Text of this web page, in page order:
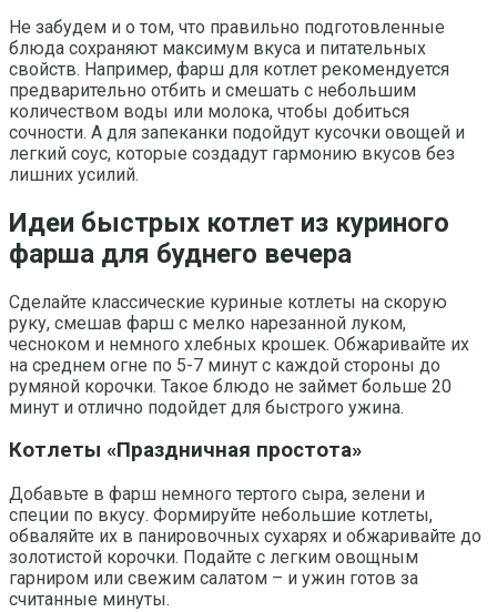
Не забудем и о том, что правильно подготовленные
блюда сохраняют максимум вкуса и питательных
свойств. Например, фарш для котлет рекомендуется
предварительно отбить и смешать с небольшим
количеством воды или молока, чтобы добиться
сочности. А для запеканки подойдут кусочки овощей и
легкий соус, которые создадут гармонию вкусов без
лишних усилий.
Идеи быстрых котлет из куриного
фарша для буднего вечера
Сделайте классические куриные котлеты на скорую
руку, смешав фарш с мелко нарезанной луком,
чесноком и немного хлебных крошек. Обжаривайте их
на среднем огне по 5-7 минут с каждой стороны до
румяной корочки. Такое блюдо не займет больше 20
минут и отлично подойдет для быстрого ужина.
Котлеты «Праздничная простота»
Добавьте в фарш немного тертого сыра, зелени и
специи по вкусу. Формируйте небольшие котлеты,
обваляйте их в панировочных сухарях и обжаривайте до
золотистой корочки. Подайте с легким овощным
гарниром или свежим салатом – и ужин готов за
считанные минуты.